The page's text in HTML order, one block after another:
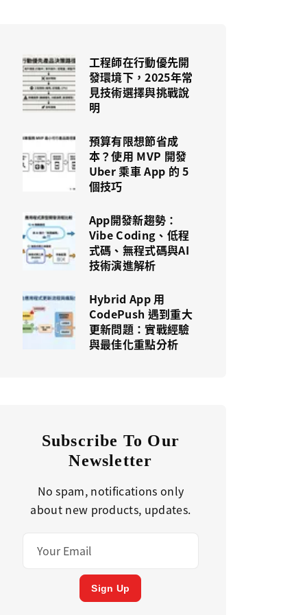
工程師在行動優先開
發環境下，2025年常
見技術選擇與挑戰說
明
預算有限想節省成
本？使用 MVP 開發
Uber 乘車 App 的 5
個技巧
App開發新趨勢：
Vibe Coding、低程
式碼、無程式碼與AI
技術演進解析
Hybrid App 用
CodePush 遇到重大
更新問題：實戰經驗
與最佳化重點分析
Subscribe To Our
Newsletter
No spam, notifications only
about new products, updates.
Sign Up